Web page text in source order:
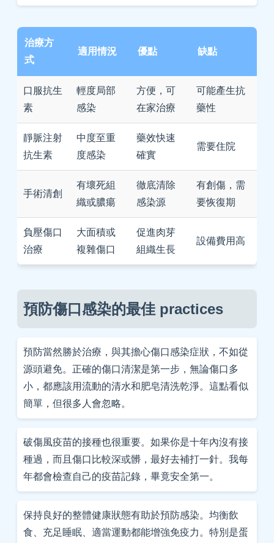
治療方
式
適用情況 優點 缺點
口服抗生
素
輕度局部
感染
方便，可
在家治療
可能產生抗
藥性
靜脈注射
抗生素
中度至重
度感染
藥效快速
確實
需要住院
手術清創
有壞死組
織或膿瘍
徹底清除
感染源
有創傷，需
要恢復期
負壓傷口
治療
大面積或
複雜傷口
促進肉芽
組織生長
設備費用高
預防傷口感染的最佳 practices
預防當然勝於治療，與其擔心傷口感染症狀，不如從
源頭避免。正確的傷口清潔是第一步，無論傷口多
小，都應該用流動的清水和肥皂清洗乾淨。這點看似
簡單，但很多人會忽略。
破傷風疫苗的接種也很重要。如果你是十年內沒有接
種過，而且傷口比較深或髒，最好去補打一針。我每
年都會檢查自己的疫苗記錄，畢竟安全第一。
保持良好的整體健康狀態有助於預防感染。均衡飲
食、充足睡眠、適當運動都能增強免疫力。特別是蛋